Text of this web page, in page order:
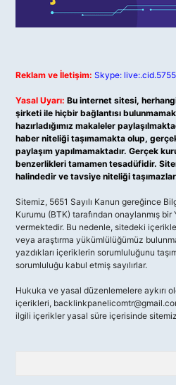
Reklam ve İletişim: Skype:
Yasal Uyarı: Bu internet sitesi,
şirketi ile hiçbir bağlantısı
hazırladığımız makaleler
haber niteliği taşımamakta olup,
paylaşım yapılmamaktadır. Gerçek
benzerlikleri tamamen tesadüfidir.
halindedir ve tavsiye niteliği
Sitemiz, 5651 Sayılı Kanun gereğince
Kurumu (BTK) tarafından onaylanmış bir
vermektedir. Bu nedenle, sitedeki
veya araştırma yükümlülüğümüz
yazdıkları içeriklerin sorumluluğunu
sorumluluğu kabul etmiş sayılırlar.
Hukuka ve yasal düzenlemelere aykırı
içerikleri,
ilgili içerikler yasal süre içerisinde